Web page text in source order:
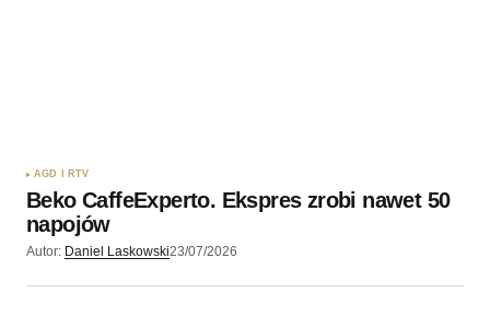
AGD I RTV
Beko CaffeExperto. Ekspres zrobi nawet 50
napojów
Autor: Daniel Laskowski23/07/2026